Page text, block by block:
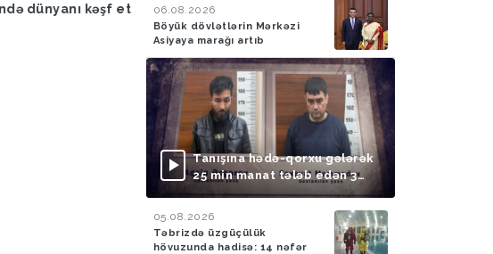
dünyanı kəşf et
ərazilərdə suda batan 40
nəfərin meyiti tapılıb, 55
nəfər xilas edilib
ötən ay 788 mina,
PHS aşkarlanıb
06.08.2026
Böyük dövlətlərin Mərkəzi
Asiyaya marağı artıb
Tanışına hədə-qorxu gələrək
25 min manat tələb edən 3
nəfər saxlanılıb
05.08.2026
Təbrizdə üzgüçülük
hövuzunda hadisə: 14 nəfər